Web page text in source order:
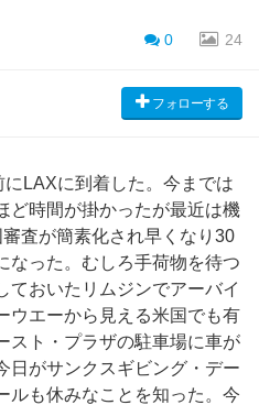
0 24
フォローする
LAXに到着した。今までは
ど時間が掛かったが最近は機
査が簡素化され早くなり30
なった。むしろ手荷物を待つ
ておいたリムジンでアーバイ
ウエーから見える米国でも有
スト・プラザの駐車場に車が
日がサンクスギビング・デー
ルも休みなことを知った。今